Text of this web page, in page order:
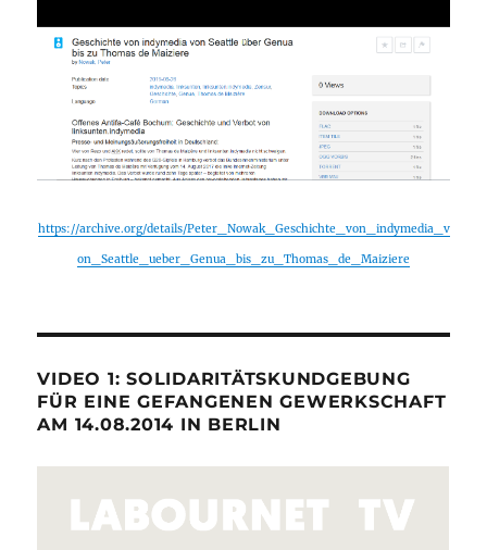
https://archive.org/details/Peter_Nowak_Geschichte_von_indymedia_v
on_Seattle_ueber_Genua_bis_zu_Thomas_de_Maiziere
VIDEO 1: SOLIDARITÄTSKUNDGEBUNG
FÜR EINE GEFANGENEN GEWERKSCHAFT
AM 14.08.2014 IN BERLIN